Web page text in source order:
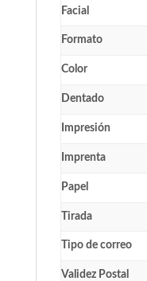
Facial
Formato
Color
Dentado
Impresión
Imprenta
Papel
Tirada
Tipo de correo
Validez Postal